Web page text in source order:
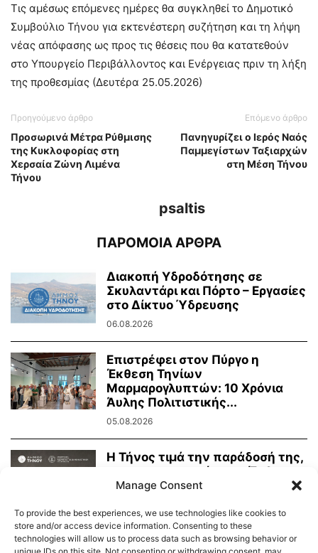
Τις αμέσως επόμενες ημέρες θα συγκληθεί το Δημοτικό
Συμβούλιο Τήνου για εκτενέστερη συζήτηση και τη λήψη
νέας απόφασης ως προς τις θέσεις που θα κατατεθούν
στο Υπουργείο Περιβάλλοντος και Ενέργειας πριν τη λήξη
της προθεσμίας (Δευτέρα 25.05.2026)
Προηγούμενο άρθρο
Προσωρινά Μέτρα Ρύθμισης
της Κυκλοφορίας στη
Χερσαία Ζώνη Λιμένα
Τήνου
Επόμενο άρθρο
Πανηγυρίζει ο Ιερός Ναός
Παμμεγίστων Ταξιαρχών
στη Μέση Τήνου
psaltis
ΠΑΡΟΜΟΙΑ ΑΡΘΡΑ
Διακοπή Υδροδότησης σε
Σκυλαντάρι και Πόρτο – Εργασίες
στο Δίκτυο Ύδρευσης
06.08.2026
Επιστρέφει στον Πύργο η
Έκθεση Τηνίων
Μαρμαρογλυπτών: 10 Χρόνια
Άυλης Πολιτιστικής...
05.08.2026
Η Τήνος τιμά την παράδοσή της,
τη μαρμαροτεχνία της. Έκθεση
Τήνιων...
Manage Consent
To provide the best experiences, we use technologies like cookies to
store and/or access device information. Consenting to these
technologies will allow us to process data such as browsing behavior or